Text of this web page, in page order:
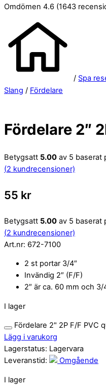
Omdömen 4.6 (1643
/ Spa
Slang / Fördelare
Fördelare 2″
Betygsatt 5.00 av 5 baserat
(2 kundrecensioner)
55 kr
Betygsatt 5.00 av 5 baserat
(2 kundrecensioner)
Art.nr: 672-7100
2 st portar 3/4″
Invändig 2″ (F/F)
2″ är ca. 60 mm och 3/
I lager
Fördelare 2" 2P F/F PVC
Lägg i varukorg
Lagerstatus: Lagervara
Leveranstid:
Omgående
I lager